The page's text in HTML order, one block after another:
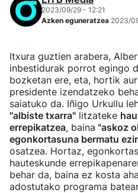
2023/09/29 - 12:21
Azken eguneratzea 2023/
Itxura guztien arabera,
inbestidurak porrot egingo
bozketan ere, eta, hortik
presidente izendatzeko
saiatuko da. Iñigo Urkullu
"albiste txarra" litzateke
errepikatzea, baina "askoz
egonkortasuna bermatu
osatzea. Hortaz,
hauteskunde
behar da, baina ez kosta
adostutako programa